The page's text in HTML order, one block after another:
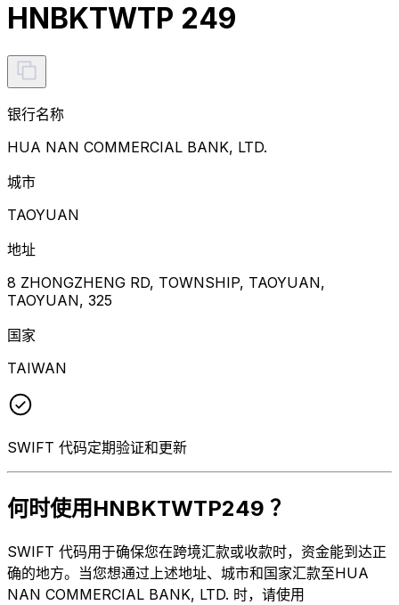
HNBKTWTP 249
银行名称
HUA NAN COMMERCIAL BANK, LTD.
城市
TAOYUAN
地址
8 ZHONGZHENG RD, TOWNSHIP, TAOYUAN,
TAOYUAN, 325
国家
TAIWAN
SWIFT 代码定期验证和更新
何时使用HNBKTWTP249 ？
SWIFT 代码用于确保您在跨境汇款或收款时，资金能到达正
确的地方。当您想通过上述地址、城市和国家汇款至HUA
NAN COMMERCIAL BANK, LTD. 时，请使用